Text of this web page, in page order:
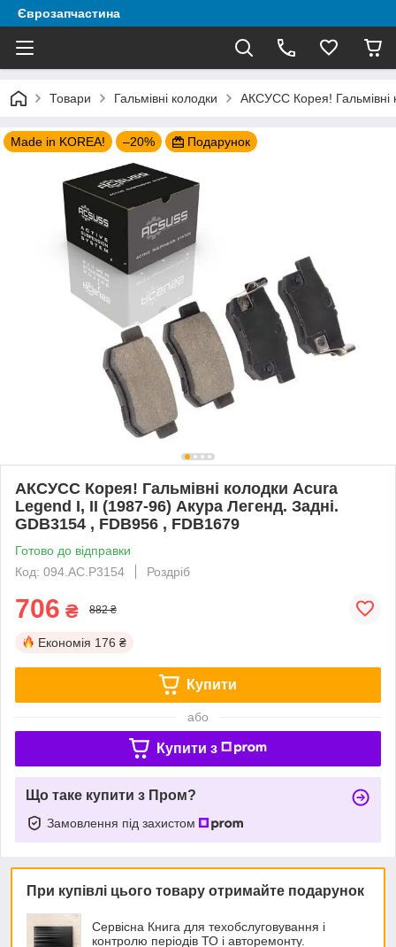
Єврозапчастина
Товари Гальмівні колодки АКСУСС Корея! Гальмівні
Made in KOREA! –20% Подарунок
АКСУСС Корея! Гальмівні колодки Acura
Legend I, II (1987-96) Акура Легенд. Задні.
GDB3154 , FDB956 , FDB1679
Готово до відправки
Код: 094.AC.P3154
Роздріб
706 ₴ 882 ₴
Економія 176 ₴
Купити
або
Купити з
Що таке купити з Пром?
Замовлення під захистом
При купівлі цього товару отримайте подарунок
Сервісна Книга для техобслуговування і
контролю періодів ТО і авторемонту.